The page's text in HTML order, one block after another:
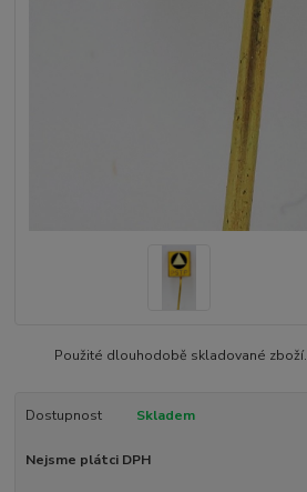
Použité dlouhodobě skladované zboží.
Dostupnost Skladem
Nejsme plátci DPH